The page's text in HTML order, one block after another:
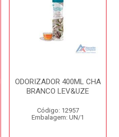
ODORIZADOR 400ML CHA
BRANCO LEV&UZE
Código: 12957
Embalagem: UN/1